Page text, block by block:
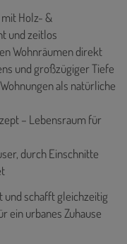
Holz- &
und zeitlos
Wohnräumen direkt
und großzügiger Tiefe
als natürliche
– Lebensraum für
durch Einschnitte
schafft gleichzeitig
ein urbanes Zuhause